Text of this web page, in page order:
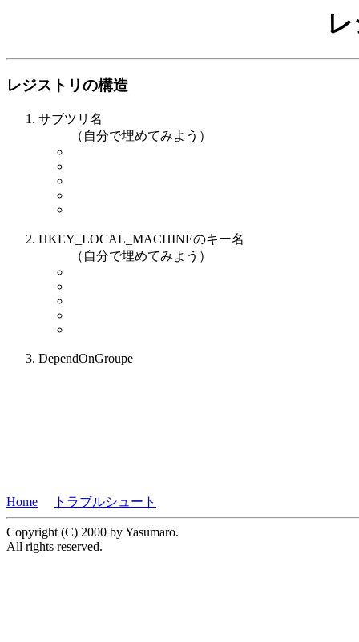
レジストリの構造
サブツリ名
（自分で埋めてみよう）
HKEY_LOCAL_MACHINEのキー名
（自分で埋めてみよう）
DependOnGroupe
Home トラブルシュート
Copyright (C) 2000 by Yasumaro.
All rights reserved.